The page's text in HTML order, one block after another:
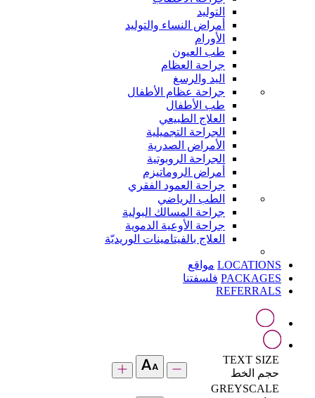
التوليد
أمراض النساء والتوليد
الأورام
طب العيون
جراحة العظام
اليد والرسغ
جراحة عظام الأطفال
طب الأطفال
العلاج الطبيعي
الجراحة التجميلية
الأمراض الصدرية
الجراحة الروبوتية
أمراض الروماتيزم
جراحة العمود الفقري
الطب الرياضي
جراحة المسالك البولية
جراحة الأوعية الدموية
العلاج بالفيتامينات الوريديّة
LOCATIONS مواقع
PACKAGES فلسفتنا
REFERRALS
TEXT SIZE
حجم الخط
GREYSCALE